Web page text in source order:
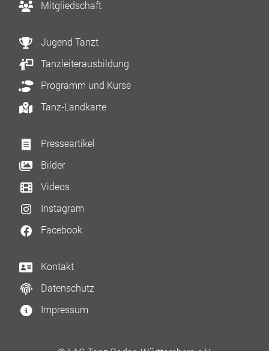
Mitgliedschaft
Jugend Tanzt
Tanzleiterausbildung
Programm und Kurse
Tanz-Landkarte
Presseartikel
Bilder
Videos
Instagram
Facebook
Kontakt
Datenschutz
Impressum